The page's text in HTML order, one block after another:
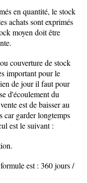
en quantité, le stock
achats sont exprimés
moyen doit être
couverture de stock
important pour le
de jour il faut pour
d'écoulement du
est de baisser au
car garder longtemps
est le suivant :
est : 360 jours /